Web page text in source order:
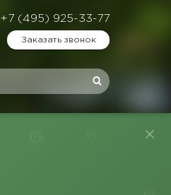
+7 (495) 925-33-77
Заказать звонок